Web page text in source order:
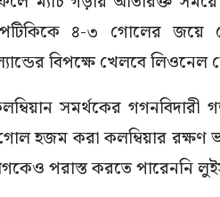
৪-৩ গোলের জয়ে
বিপক্ষে খেলবে লিওনেল
সমর্থকের
গোল হজম করা কলম্বিয়ার
পরাস্ত করতে পারেননি